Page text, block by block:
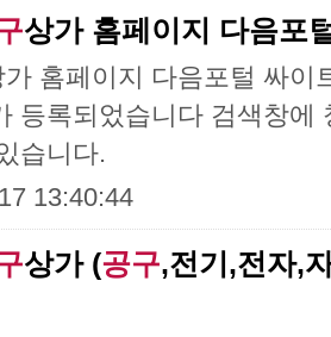
상가 홈페이지 다음포
홈페이지 다음포털 싸이
등록되었습니다 검색창에
습니다.
13:40:44
상가 (공구,전기,전자,